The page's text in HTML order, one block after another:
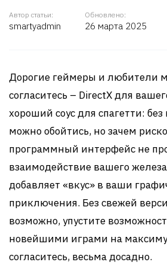
Автор статьи:
smartyadmin
Обновлено:
26 марта 2025
Дорогие геймеры и любители
согласитесь – DirectX для
хороший соус для спагетти: без
можно обойтись, но зачем
программный интерфейс не
взаимодействие вашего
добавляет «вкус» в ваши
приключения. Без свежей
возможно, упустите
новейшими играми на
согласитесь, весьма досадно.